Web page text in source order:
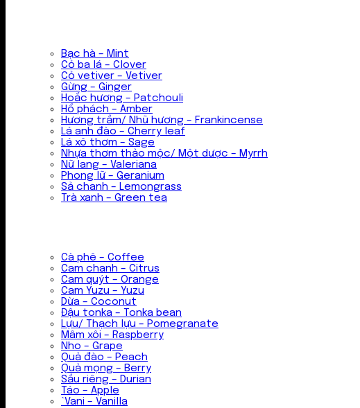
Bạc hà – Mint
Cỏ ba lá – Clover
Cỏ vetiver – Vetiver
Gừng – Ginger
Hoắc hương – Patchouli
Hổ phách – Amber
Hương trầm/ Nhũ hương – Frankincense
Lá anh đào – Cherry leaf
Lá xô thơm – Sage
Nhựa thơm thảo mộc/ Một dược – Myrrh
Nữ lang – Valeriana
Phong lữ – Geranium
Sả chanh – Lemongrass
Trà xanh – Green tea
Cà phê – Coffee
Cam chanh – Citrus
Cam quýt – Orange
Cam Yuzu – Yuzu
Dừa – Coconut
Đậu tonka – Tonka bean
Lựu/ Thạch lựu – Pomegranate
Mâm xôi – Raspberry
Nho – Grape
Quả đào – Peach
Quả mọng – Berry
Sầu riêng – Durian
Táo – Apple
`Vani – Vanilla